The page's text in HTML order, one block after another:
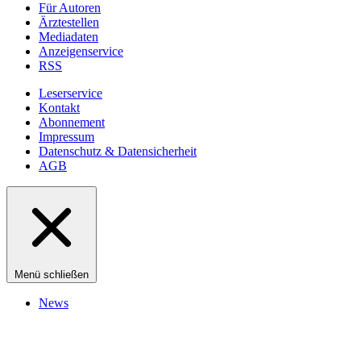
Für Autoren
Ärztestellen
Mediadaten
Anzeigenservice
RSS
Leserservice
Kontakt
Abonnement
Impressum
Datenschutz & Datensicherheit
AGB
Menü schließen
News